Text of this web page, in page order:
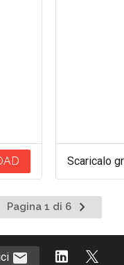
Scaricalo
Pagina 1 di 6
Pagina
successiva